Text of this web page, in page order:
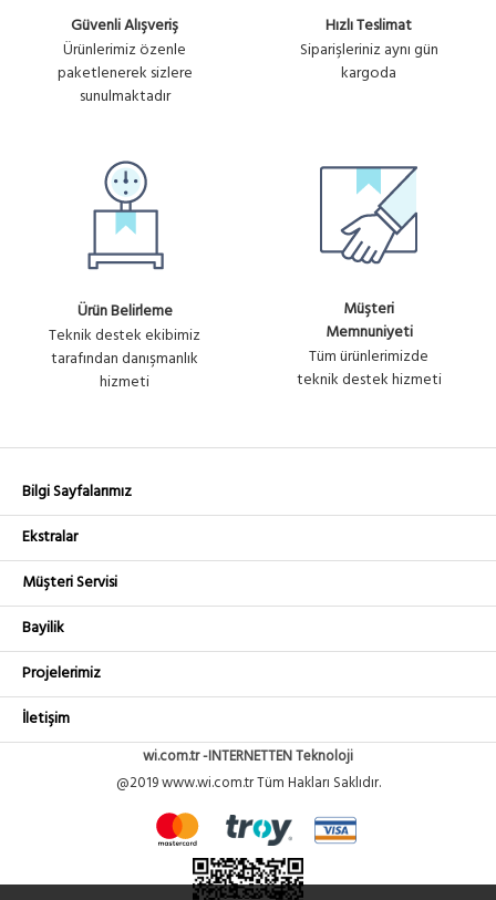
Güvenli Alışveriş
Ürünlerimiz özenle
paketlenerek sizlere
sunulmaktadır
Hızlı Teslimat
Siparişleriniz aynı gün
kargoda
Ürün Belirleme
Teknik destek ekibimiz
tarafından danışmanlık
hizmeti
Müşteri
Memnuniyeti
Tüm ürünlerimizde
teknik destek hizmeti
Bilgi Sayfalarımız
Ekstralar
Müşteri Servisi
Bayilik
Projelerimiz
İletişim
wi.com.tr -INTERNETTEN Teknoloji
@2019 www.wi.com.tr Tüm Hakları Saklıdır.